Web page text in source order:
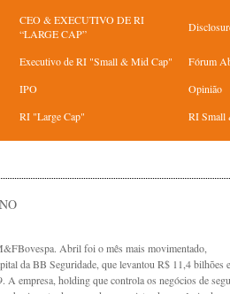
CEO & EXECUTIVO DE RI
“LARGE CAP”
Executivo de RI "Small & Mid Cap" Fórum
IPO Opinião
RI "Large Cap" RI Small
Abril foi o mês mais movimentado,
da BB Seguridade, que levantou R$ 11,4 bilhões
A empresa, holding que controla os negócios de